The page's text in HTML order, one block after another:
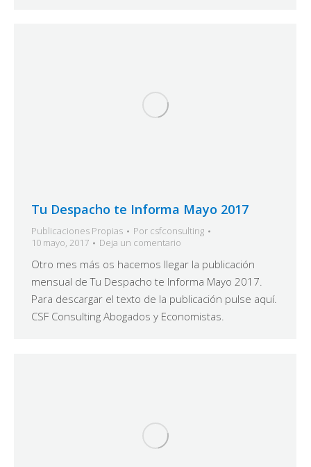
Tu Despacho te Informa Mayo 2017
Publicaciones Propias Por csfconsulting
10 mayo, 2017
Deja un comentario
Otro mes más os hacemos llegar la publicación
mensual de Tu Despacho te Informa Mayo 2017.
Para descargar el texto de la publicación pulse aquí.
CSF Consulting Abogados y Economistas.